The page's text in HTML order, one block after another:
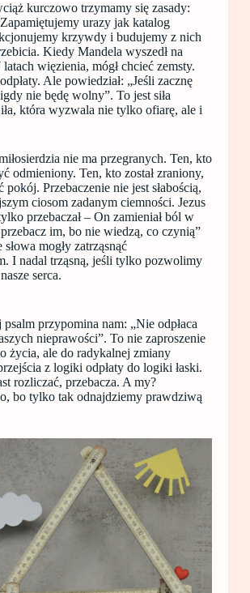
kurczowo trzymamy się zasady:
urazy jak katalog
krzywdy i budujemy z nich
Kiedy Mandela wyszedł na
więzienia, mógł chcieć zemsty.
Ale powiedział: „Jeśli zacznę
nie będę wolny”. To jest siła
która wyzwala nie tylko ofiarę, ale i
nie ma przegranych. Ten, kto
odmieniony. Ten, kto został zraniony,
pokój. Przebaczenie nie jest słabością,
ciosom zadanym ciemności. Jezus
przebaczał – On zamieniał ból w
im, bo nie wiedzą, co czynią”
mogły zatrząsnąć
I nadal trząsną, jeśli tylko pozwolimy
serca.
przypomina nam: „Nie odpłaca
nieprawości”. To nie zaproszenie
życia, ale do radykalnej zmiany
z logiki odpłaty do logiki łaski.
rozliczać, przebacza. A my?
bo tylko tak odnajdziemy prawdziwą